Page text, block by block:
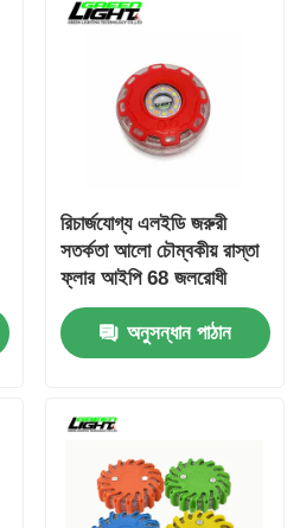
রিচার্জযোগ্য এলইডি জরুরী
সতর্কতা আলো চৌম্বকীয় রাস্তা
ফ্লার আইপি 68 জলরোধী
যানবাহন সংকেত আলো GL-
WF02
অনুসন্ধান পাঠান